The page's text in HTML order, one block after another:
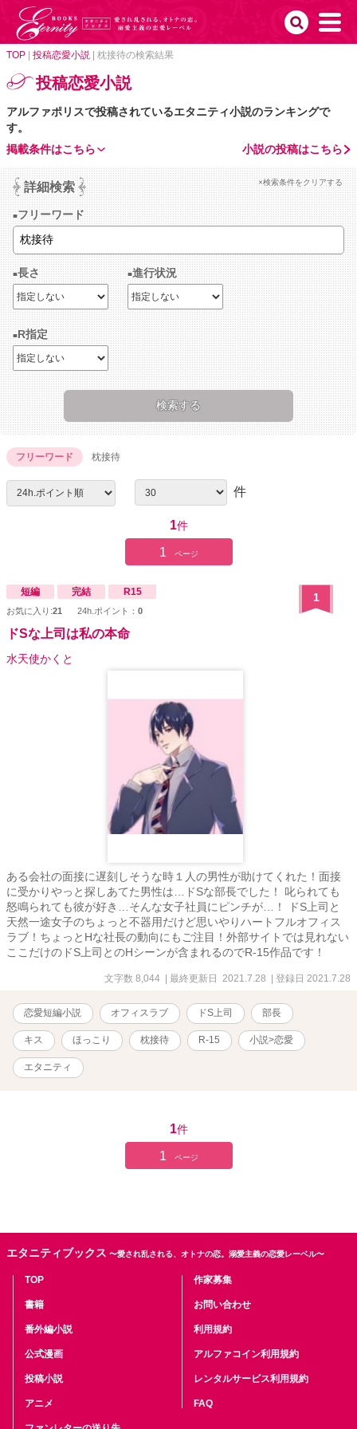
TOP 投稿恋愛小説 枕接待の検索結果
投稿恋愛小説
アルファポリスで投稿されているエタニティ小説のランキングで
す。
小説の投稿はこちら
掲載条件はこちら
詳細検索 ×検索条件をクリアする
フリーワード
長さ 進行状況
R指定
フリーワード 枕接待
件
1件
1 ページ
短編 完結 R15
お気に入り:21 24h.ポイント： 0
1
ドSな上司は私の本命
水天使かくと
ある会社の面接に遅刻しそうな時１人の男性が助けてくれた！面接
に受かりやっと探しあてた男性は…ドSな部長でした！ 叱られても
怒鳴られても彼が好き…そんな女子社員にピンチが…！ ドS上司と
天然一途女子のちょっと不器用だけど思いやりハートフルオフィス
ラブ！ちょっとHな社長の動向にもご注目！外部サイトでは見れない
ここだけのドS上司とのHシーンが含まれるのでR-15作品です！
文字数 8,044 | 最終更新日 2021.7.28 | 登録日 2021.7.28
恋愛短編小説 オフィスラブ ドS上司 部長
キス ほっこり 枕接待 R-15 小説>恋愛
エタニティ
1件
1 ページ
エタニティブックス 〜愛され乱される、オトナの恋。溺愛主義の恋愛レーベル〜
TOP
書籍
番外編小説
公式漫画
投稿小説
アニメ
作家募集
お問い合わせ
利用規約
アルファコイン利用規約
レンタルサービス利用規約
FAQ